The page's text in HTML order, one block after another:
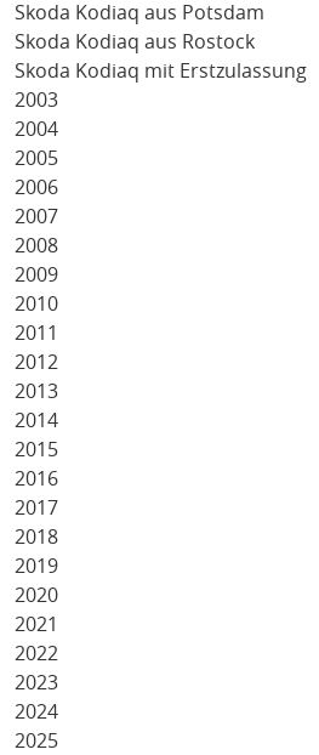
Skoda Kodiaq aus Potsdam
Skoda Kodiaq aus Rostock
Skoda Kodiaq mit Erstzulassung
2003
2004
2005
2006
2007
2008
2009
2010
2011
2012
2013
2014
2015
2016
2017
2018
2019
2020
2021
2022
2023
2024
2025